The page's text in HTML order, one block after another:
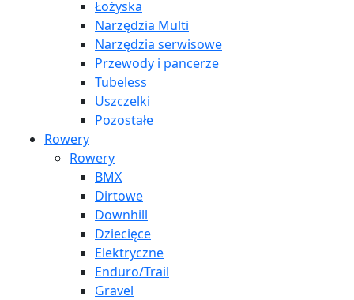
Łożyska
Narzędzia Multi
Narzędzia serwisowe
Przewody i pancerze
Tubeless
Uszczelki
Pozostałe
Rowery
Rowery
BMX
Dirtowe
Downhill
Dziecięce
Elektryczne
Enduro/Trail
Gravel